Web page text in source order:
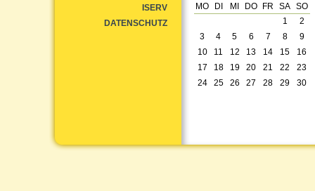
ISERV
DATENSCHUTZ
MO DI MI DO FR SA SO
1
2
3
4 5 6 7 8
9
10
11 12 13 14 15
16
17
18 19 20 21 22
23
24
25 26 27 28 29 30